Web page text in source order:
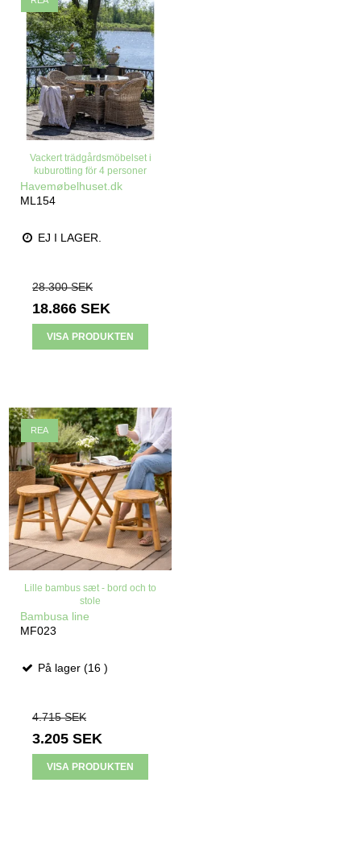
Vackert trädgårdsmöbelset i
kuburotting för 4 personer
Havemøbelhuset.dk
ML154
EJ I LAGER.
28.300 SEK
18.866 SEK
VISA PRODUKTEN
REA
Lille bambus sæt - bord och to
stole
Bambusa line
MF023
På lager (16 )
4.715 SEK
3.205 SEK
VISA PRODUKTEN